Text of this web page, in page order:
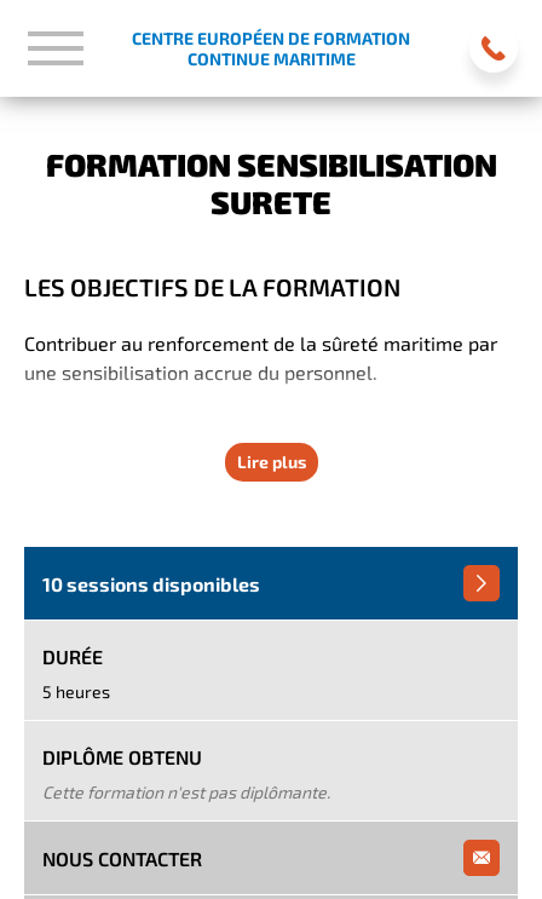
CENTRE EUROPÉEN DE FORMATION
CONTINUE MARITIME
FORMATION SENSIBILISATION
SURETE
LES OBJECTIFS DE LA FORMATION
Contribuer au renforcement de la sûreté maritime par
une sensibilisation accrue du personnel.
LES RÉSULTATS DE LA FORMATION
reconnaître les menaces pour la sûreté, de comprendre
la nécessité et les moyens de maintenir une prise de
conscience de la sûreté, de rester vigilant.
Lire plus
10 sessions disponibles
DURÉE
5 heures
DIPLÔME OBTENU
Cette formation n'est pas diplômante.
NOUS CONTACTER